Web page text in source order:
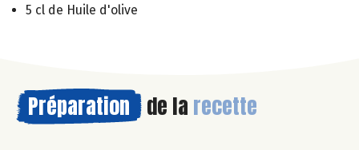
5 cl de Huile d'olive
Préparation de la recette